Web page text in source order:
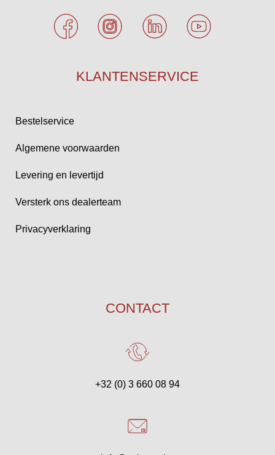
KLANTENSERVICE
Bestelservice
Algemene voorwaarden
Levering en levertijd
Versterk ons dealerteam
Privacyverklaring
CONTACT
+32 (0) 3 660 08 94